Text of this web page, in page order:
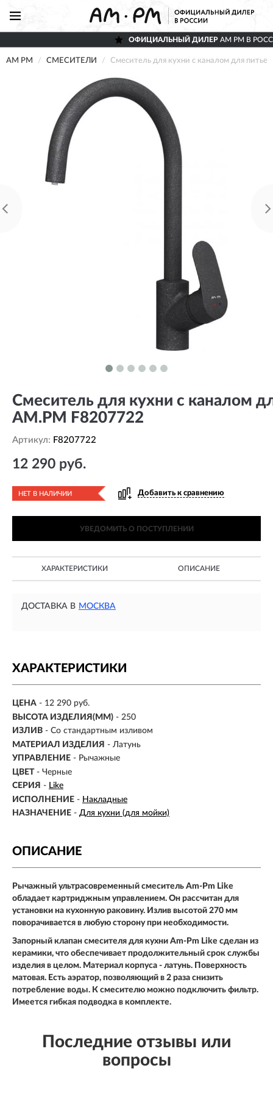
ОФИЦИАЛЬНЫЙ ДИЛЕР AM PM В
AM PM СМЕСИТЕЛИ Смеситель для кухни с каналом для
Смеситель для кухни с каналом
AM.PM F8207722
Артикул: F8207722
12 290 руб.
НЕТ В НАЛИЧИИ Добавить к сравнению
УВЕДОМИТЬ О ПОСТУПЛЕНИИ
ХАРАКТЕРИСТИКИ ОПИСАНИЕ
ДОСТАВКА В МОСКВА
ХАРАКТЕРИСТИКИ
ЦЕНА - 12 290 руб.
ВЫСОТА ИЗДЕЛИЯ(ММ) - 250
ИЗЛИВ - Со стандартным изливом
МАТЕРИАЛ ИЗДЕЛИЯ - Латунь
УПРАВЛЕНИЕ - Рычажные
ЦВЕТ - Черные
СЕРИЯ - Like
ИСПОЛНЕНИЕ - Накладные
НАЗНАЧЕНИЕ - Для кухни (для мойки)
ОПИСАНИЕ
Рычажный ультрасовременный смеситель Am-Pm Like
обладает картриджным управлением. Он рассчитан для
установки на кухонную раковину. Излив высотой 270 мм
поворачивается в любую сторону при необходимости.
Запорный клапан смесителя для кухни Am-Pm Like сделан из
керамики, что обеспечивает продолжительный срок службы
изделия в целом. Материал корпуса - латунь. Поверхность
матовая. Есть аэратор, позволяющий в 2 раза снизить
потребление воды. К смесителю можно подключить фильтр.
Имеется гибкая подводка в комплекте.
Последние отзывы или
вопросы